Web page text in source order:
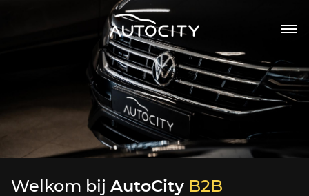
Welkom bijAutoCity B2B